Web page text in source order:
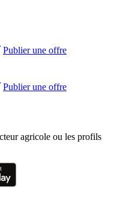
Publier une offre
Publier une offre
agricole ou les profils